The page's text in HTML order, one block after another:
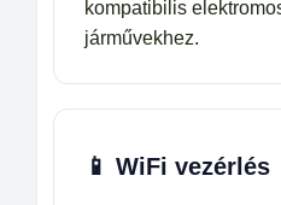
kompatibilis
járművekhez.
📱 WiFi vezérlés